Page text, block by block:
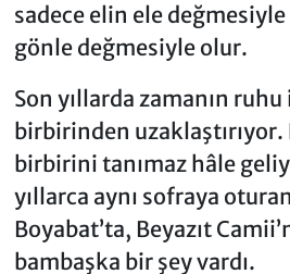
sadece elin ele
gönle değmesiyle olur.
Son yıllarda zamanın ruhu
birbirinden
birbirini tanımaz hâle
yıllarca aynı sofraya
Boyabat’ta, Beyazıt
bambaşka bir şey vardı.